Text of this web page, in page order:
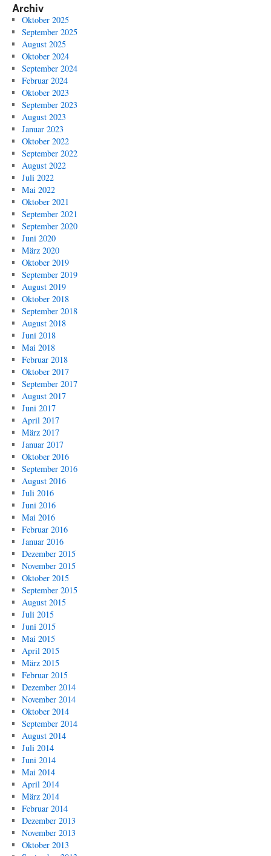
Archiv
Oktober 2025
September 2025
August 2025
Oktober 2024
September 2024
Februar 2024
Oktober 2023
September 2023
August 2023
Januar 2023
Oktober 2022
September 2022
August 2022
Juli 2022
Mai 2022
Oktober 2021
September 2021
September 2020
Juni 2020
März 2020
Oktober 2019
September 2019
August 2019
Oktober 2018
September 2018
August 2018
Juni 2018
Mai 2018
Februar 2018
Oktober 2017
September 2017
August 2017
Juni 2017
April 2017
März 2017
Januar 2017
Oktober 2016
September 2016
August 2016
Juli 2016
Juni 2016
Mai 2016
Februar 2016
Januar 2016
Dezember 2015
November 2015
Oktober 2015
September 2015
August 2015
Juli 2015
Juni 2015
Mai 2015
April 2015
März 2015
Februar 2015
Dezember 2014
November 2014
Oktober 2014
September 2014
August 2014
Juli 2014
Juni 2014
Mai 2014
April 2014
März 2014
Februar 2014
Dezember 2013
November 2013
Oktober 2013